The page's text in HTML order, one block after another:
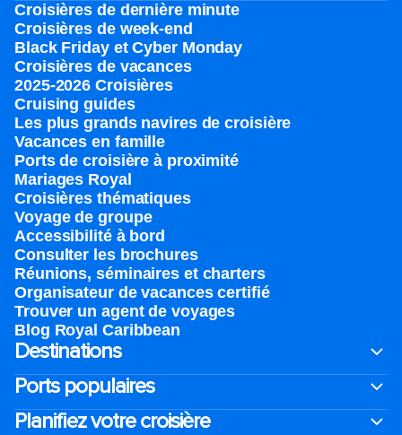
Croisières de dernière minute
Croisières de week-end
Black Friday et Cyber Monday
Croisières de vacances
2025-2026 Croisières
Cruising guides
Les plus grands navires de croisière
Vacances en famille
Ports de croisière à proximité
Mariages Royal
Croisières thématiques
Voyage de groupe​
Accessibilité à bord​
Consulter les brochures
Réunions, séminaires et charters
Organisateur de vacances certifié
Trouver un agent de voyages
Blog Royal Caribbean
Destinations
Ports populaires
Planifiez votre croisière